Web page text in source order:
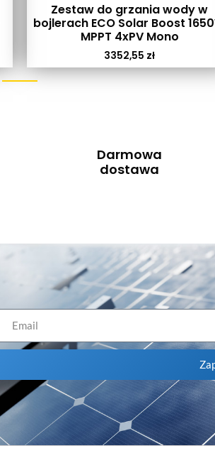
Zestaw do grzania wody w
bojlerach ECO Solar Boost
MPPT 4xPV Mono
3352,55 zł
Darmowa
dostawa